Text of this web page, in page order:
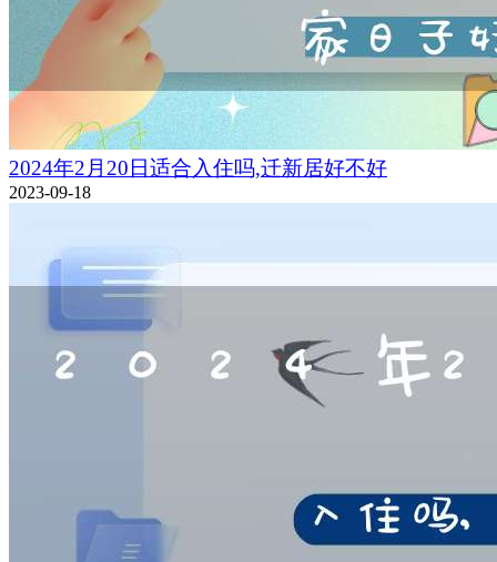
2024年2月20日适合入住吗,迁新居好不好
2023-09-18